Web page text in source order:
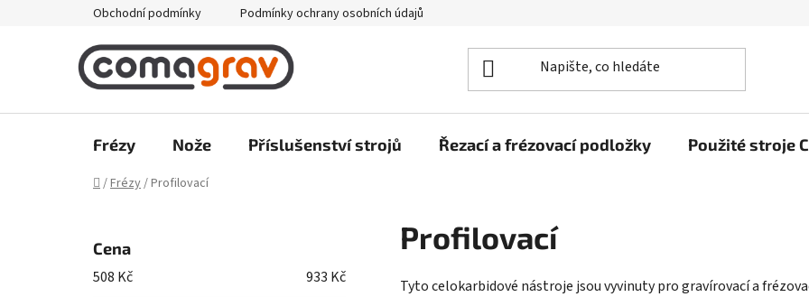
Obchodní podmínky Podmínky ochrany osobních údajů
Frézy Nože Příslušenství strojů Řezací a frézovací podložky Použité stroje
Domů
/Frézy/Profilovací
Cena
508 Kč 933 Kč
Profilovací
Tyto celokarbidové nástroje jsou vyvinuty pro gravírovací a